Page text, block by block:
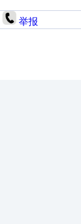
举报